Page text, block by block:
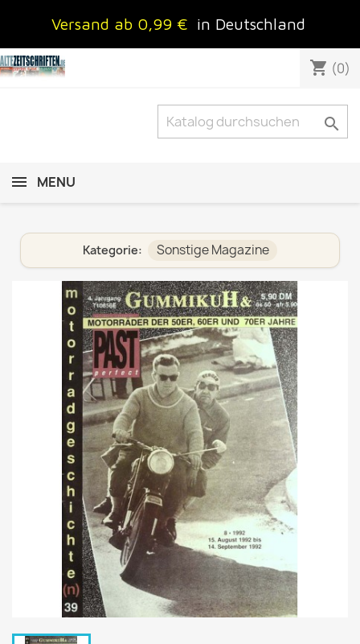
Versand ab 0,99 € in Deutschland
shopping_cart (0)

MENU
Kategorie: Sonstige Magazine